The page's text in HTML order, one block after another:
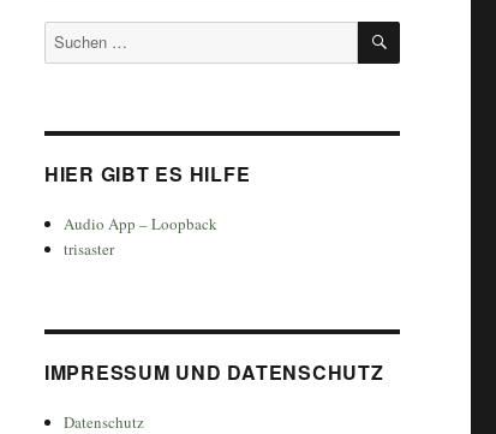
Suchen
nach:
SUCHEN
HIER GIBT ES HILFE
Audio App – Loopback
trisaster
IMPRESSUM UND DATENSCHUTZ
Datenschutz